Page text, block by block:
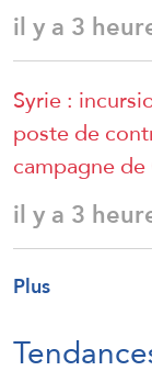
il y a 3
Syrie :
poste de
campagne
il y a 3
Plus